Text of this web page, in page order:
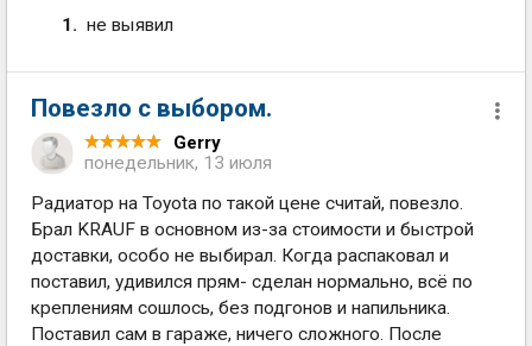
не выявил
Повезло с выбором.
Gerry
понедельник, 13 июля
Радиатор на Toyota по такой цене считай, повезло.
Брал KRAUF в основном из-за стоимости и быстрой
доставки, особо не выбирал. Когда распаковал и
поставил, удивился прям- сделан нормально, всё по
креплениям сошлось, без подгонов и напильника.
Поставил сам в гараже, ничего сложного. После